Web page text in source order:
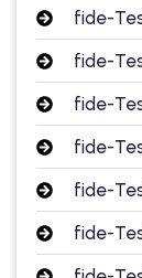
fide-
fide-
fide-
fide-
fide-
fide-